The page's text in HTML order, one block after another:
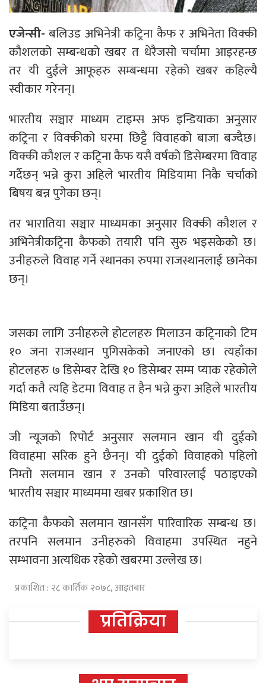
एजेन्सी-बलिउड अभिनेत्री कट्रिना कैफ र अभिनेता विक्की
कौशलको सम्बन्धको खबर त धेरैजसो चर्चामा आइरहन्छ
तर यी दुईले आफूहरु सम्बन्धमा रहेको खबर कहिल्यै
स्वीकार गरेनन्।
भारतीय सञ्चार माध्यम टाइम्स अफ इन्डियाका अनुसार
कट्रिना र विक्कीको घरमा छिट्टै विवाहको बाजा बज्दैछ।
विक्की कौशल र कट्रिना कैफ यसै वर्षको डिसेम्बरमा विवाह
गर्दैछन् भन्ने कुरा अहिले भारतीय मिडियामा निकै चर्चाको
बिषय बन्न पुगेका छन्।
तर भारातिया सञ्चार माध्यमका अनुसार विक्की कौशल र
अभिनेत्रीकट्रिना कैफको तयारी पनि सुरु भइसकेको छ।
उनीहरुले विवाह गर्ने स्थानका रुपमा राजस्थानलाई छानेका
छन्।
जसका लागि उनीहरुले होटलहरु मिलाउन कट्रिनाको टिम
१० जना राजस्थान पुगिसकेको जनाएको छ। त्यहाँका
होटलहरु ७ डिसेम्बर देखि १० डिसेम्बर सम्म प्याक रहेकोले
गर्दा कतै त्यहि डेटमा विवाह त हैन भन्ने कुरा अहिले भारतीय
मिडिया बताउँछन्।
जी न्यूजको रिपोर्ट अनुसार सलमान खान यी दुईको
विवाहमा सरिक हुने छैनन्। यी दुईको विवाहको पहिलो
निम्तो सलमान खान र उनको परिवारलाई पठाइएको
भारतीय सञ्चार माध्यममा खबर प्रकाशित छ।
कट्रिना कैफको सलमान खानसँग पारिवारिक सम्बन्ध छ।
तरपनि सलमान उनीहरुको विवाहमा उपस्थित नहुने
सम्भावना अत्यधिक रहेको खबरमा उल्लेख छ।
प्रकाशित : २८ कार्तिक २०७८, आइतबार
प्रतिक्रिया